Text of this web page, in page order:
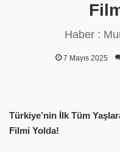
Haber :
7 Mayıs 2025
Türkiye’nin İlk Tüm
Filmi Yolda!